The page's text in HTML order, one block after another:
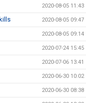
2020-08-05 11:43
2020-08-05 09:47
2020-08-05 09:14
2020-07-24 15:45
2020-07-06 13:41
2020-06-30 10:02
2020-06-30 08:38